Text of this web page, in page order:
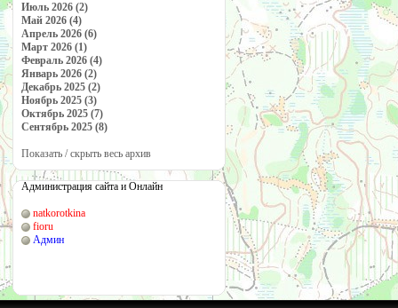
Июль 2026 (2)
Май 2026 (4)
Апрель 2026 (6)
Март 2026 (1)
Февраль 2026 (4)
Январь 2026 (2)
Декабрь 2025 (2)
Ноябрь 2025 (3)
Октябрь 2025 (7)
Сентябрь 2025 (8)
Показать / скрыть весь архив
Администрация сайта и Онлайн
natkorotkina
fioru
Админ